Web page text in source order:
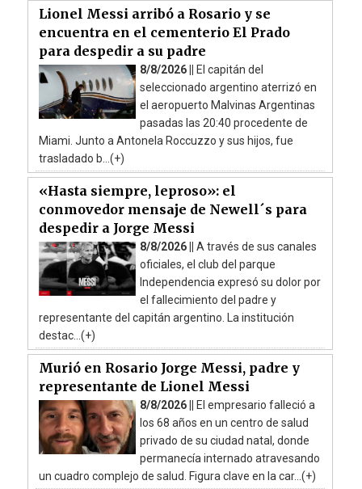
Lionel Messi arribó a Rosario y se
encuentra en el cementerio El Prado
para despedir a su padre
8/8/2026 || El capitán del
seleccionado argentino aterrizó en
el aeropuerto Malvinas Argentinas
pasadas las 20:40 procedente de
Miami. Junto a Antonela Roccuzzo y sus hijos, fue
trasladado b...(+)
«Hasta siempre, leproso»: el
conmovedor mensaje de Newell´s para
despedir a Jorge Messi
8/8/2026 || A través de sus canales
oficiales, el club del parque
Independencia expresó su dolor por
el fallecimiento del padre y
representante del capitán argentino. La institución
destac...(+)
Murió en Rosario Jorge Messi, padre y
representante de Lionel Messi
8/8/2026 || El empresario falleció a
los 68 años en un centro de salud
privado de su ciudad natal, donde
permanecía internado atravesando
un cuadro complejo de salud. Figura clave en la car...(+)